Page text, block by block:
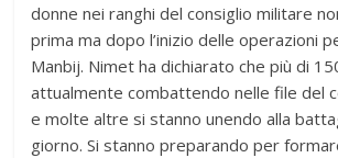
donne nei ranghi del consiglio militare
prima ma dopo l’inizio delle operazioni
Manbij. Nimet ha dichiarato che più di
attualmente combattendo nelle file del
e molte altre si stanno unendo alla
giorno. Si stanno preparando per